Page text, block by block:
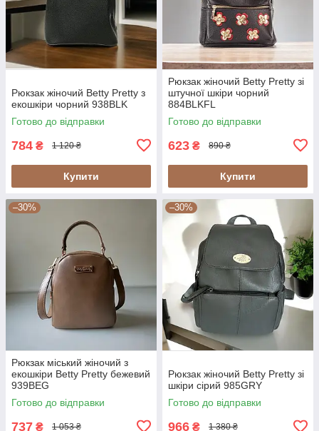
Рюкзак жіночий Betty Pretty з
екошкіри чорний 938BLK
Готово до відправки
784 ₴ 1 120 ₴
Купити
Рюкзак жіночий Betty Pretty зі
штучної шкіри чорний
884BLKFL
Готово до відправки
623 ₴ 890 ₴
Купити
–30%
Рюкзак міський жіночий з
екошкіри Betty Pretty бежевий
939BEG
Готово до відправки
737 ₴ 1 053 ₴
–30%
Рюкзак жіночий Betty Pretty зі
шкіри сірий 985GRY
Готово до відправки
966 ₴ 1 380 ₴